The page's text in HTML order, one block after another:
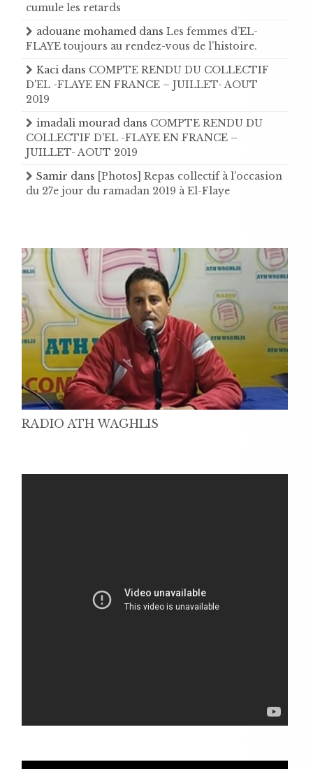
cumule les retards
adouane mohamed dans Les femmes d’EL-
FLAYE toujours au rendez-vous de l’histoire .
Kaci dans COMPTE RENDU DU COLLECTIF
D'EL -FLAYE EN FRANCE – JUILLET- AOUT
2019
imadali mourad dans COMPTE RENDU DU
COLLECTIF D'EL -FLAYE EN FRANCE –
JUILLET- AOUT 2019
Samir dans [Photos] Repas collectif à l'occasion
du 27e jour du ramadan 2019 à El-Flaye
RADIO ATH WAGHLIS